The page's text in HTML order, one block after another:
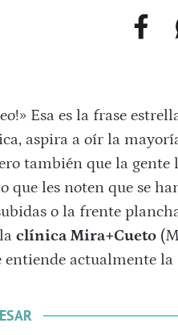
Esa es la frase
aspira a oír la
también que la gente
que les noten que se
o la frente
clínica Mira+Cueto
entiende actualmente